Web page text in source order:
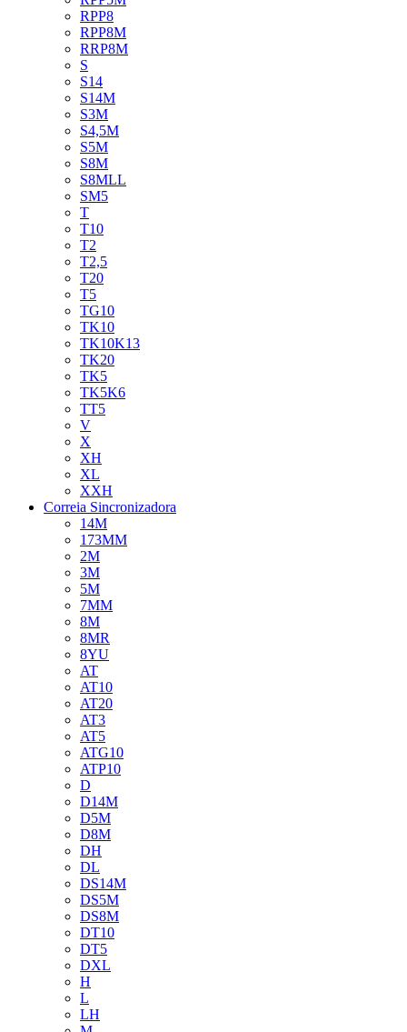
RPP8
RPP8M
RRP8M
S
S14
S14M
S3M
S4,5M
S5M
S8M
S8MLL
SM5
T
T10
T2
T2,5
T20
T5
TG10
TK10
TK10K13
TK20
TK5
TK5K6
TT5
V
X
XH
XL
XXH
Correia Sincronizadora
14M
173MM
2M
3M
5M
7MM
8M
8MR
8YU
AT
AT10
AT20
AT3
AT5
ATG10
ATP10
D
D14M
D5M
D8M
DH
DL
DS14M
DS5M
DS8M
DT10
DT5
DXL
H
L
LH